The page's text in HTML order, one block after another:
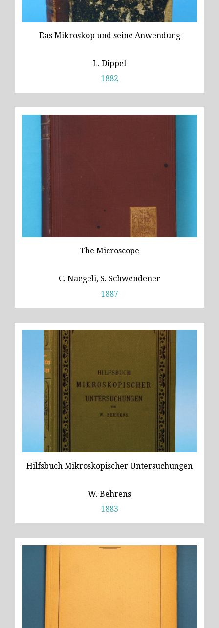
Das Mikroskop und seine Anwendung
L. Dippel
1882
The Microscope
C. Naegeli, S. Schwendener
1887
Hilfsbuch Mikroskopischer Untersuchungen
W. Behrens
1883